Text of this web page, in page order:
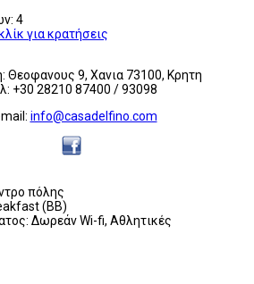
4
για κρατήσεις
Θεοφανους 9, Χανια 73100, Κρητη
+30 28210 87400 / 93098
info@casadelfino.com
πόλης
(BB)
Δωρεάν Wi-fi, Αθλητικές